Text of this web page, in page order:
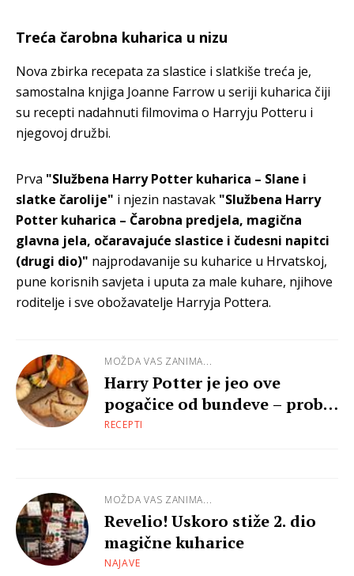
Treća čarobna kuharica u nizu
Nova zbirka recepata za slastice i slatkiše treća je,
samostalna knjiga Joanne Farrow u seriji kuharica čiji
su recepti nadahnuti filmovima o Harryju Potteru i
njegovoj družbi.
Prva "Službena Harry Potter kuharica – Slane i
slatke čarolije" i njezin nastavak "Službena Harry
Potter kuharica – Čarobna predjela, magična
glavna jela, očaravajuće slastice i čudesni napitci
(drugi dio)" najprodavanije su kuharice u Hrvatskoj,
pune korisnih savjeta i uputa za male kuhare, njihove
roditelje i sve obožavatelje Harryja Pottera.
MOŽDA VAS ZANIMA...
Harry Potter je jeo ove
pogačice od bundeve – probaj
ih i ti!
RECEPTI
MOŽDA VAS ZANIMA...
Revelio! Uskoro stiže 2. dio
magične kuharice
NAJAVE